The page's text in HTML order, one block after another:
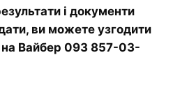
і документи
ви можете узгодити
Вайбер 093 857-03-